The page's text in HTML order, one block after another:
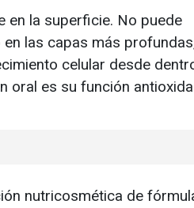
en la superficie. No puede
las capas más
celular desde
oral es su función
nutricosmética de